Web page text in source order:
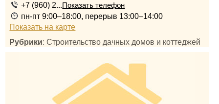
+7 (960) 2...Показать телефон
пн-пт 9:00–18:00, перерыв 13:00–14:00
Показать на карте
Рубрики: Строительство дачных домов и коттеджей